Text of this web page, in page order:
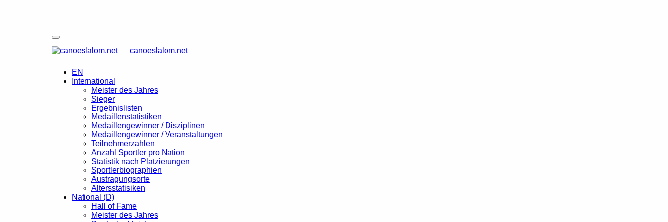
canoeslalom.net
EN
International
Meister des Jahres
Sieger
Ergebnislisten
Medaillenstatistiken
Medaillengewinner / Disziplinen
Medaillengewinner / Veranstaltungen
Teilnehmerzahlen
Anzahl Sportler pro Nation
Statistik nach Platzierungen
Sportlerbiographien
Austragungsorte
Altersstatisiken
National (D)
Hall of Fame
Meister des Jahres